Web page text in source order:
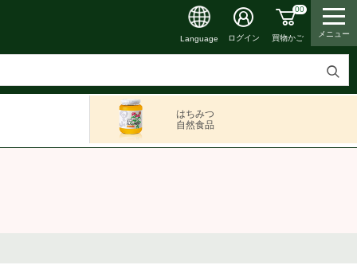
検
Language ログイン
00
買物かご メニュー
はちみつ
自然食品